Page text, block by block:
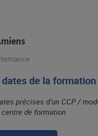
de la formation
précises d'un CCP /
de formation